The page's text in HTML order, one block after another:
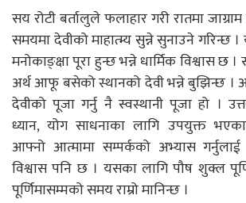
सय रोटी बर्तालुले फलाहार गरी रातमा
समयमा देवीको माहात्म्य सुन्ने सुनाउने गरिन्छ
मनोकाङ्क्षा पूरा हुन्छ भन्ने धार्मिक विश्वास छ
अर्थ आफू बसेको स्थानको देवी भन्ने बुझिन्छ
देवीको पूजा गर्नु नै स्वस्थानी पूजा हो ।
ध्यान, योग साधनाका लागि उपयुक्त
आफ्नो आत्मामा सम्पर्कको अभ्यास गर्नुलाई
विश्वास पनि छ । यसका लागि पौष शुक्ल
पूर्णिमासम्मको समय राम्रो मानिन्छ ।